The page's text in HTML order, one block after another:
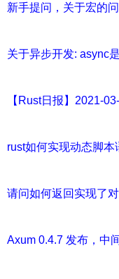
新手提问，关于宏的
关于异步开发: async
【Rust日报】2021-
rust如何实现动态脚
请问如何返回实现了
Axum 0.4.7 发布，中